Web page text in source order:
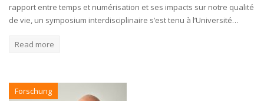
rapport entre temps et numérisation et ses impacts sur notre qualité
de vie, un symposium interdisciplinaire s’est tenu à l’Université…
Read more
Forschung